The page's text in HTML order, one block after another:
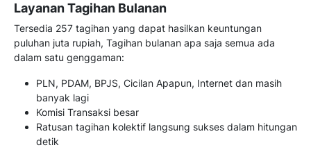
Layanan Tagihan Bulanan
Tersedia 257 tagihan yang dapat hasilkan keuntungan
puluhan juta rupiah, Tagihan bulanan apa saja semua ada
dalam satu genggaman:
PLN, PDAM, BPJS, Cicilan Apapun, Internet dan masih
banyak lagi
Komisi Transaksi besar
Ratusan tagihan kolektif langsung sukses dalam hitungan
detik